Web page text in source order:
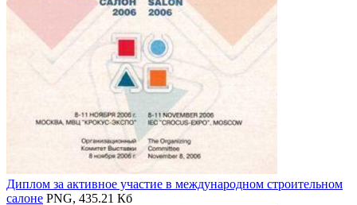
Диплом за активное участие в международном строительном
салоне PNG, 435.21 Кб